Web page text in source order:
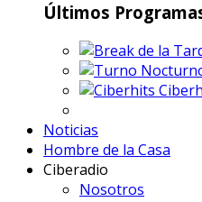
Últimos
Noticias
Hombre de la Casa
Ciberadio
Nosotros